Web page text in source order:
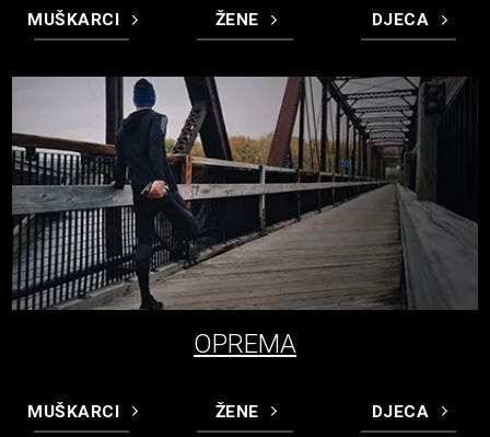
MUŠKARCI ŽENE DJECA
OPREMA
MUŠKARCI ŽENE DJECA